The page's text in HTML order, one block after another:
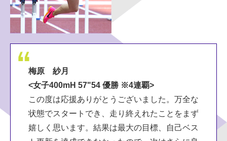
梅原 紗月
<女子400mH 57"54 優勝 ※4連覇>
この度は応援ありがとうございました。万全な
状態でスタートでき、走り終えれたことをまず
嬉しく思います。結果は最大の目標、自己ベス